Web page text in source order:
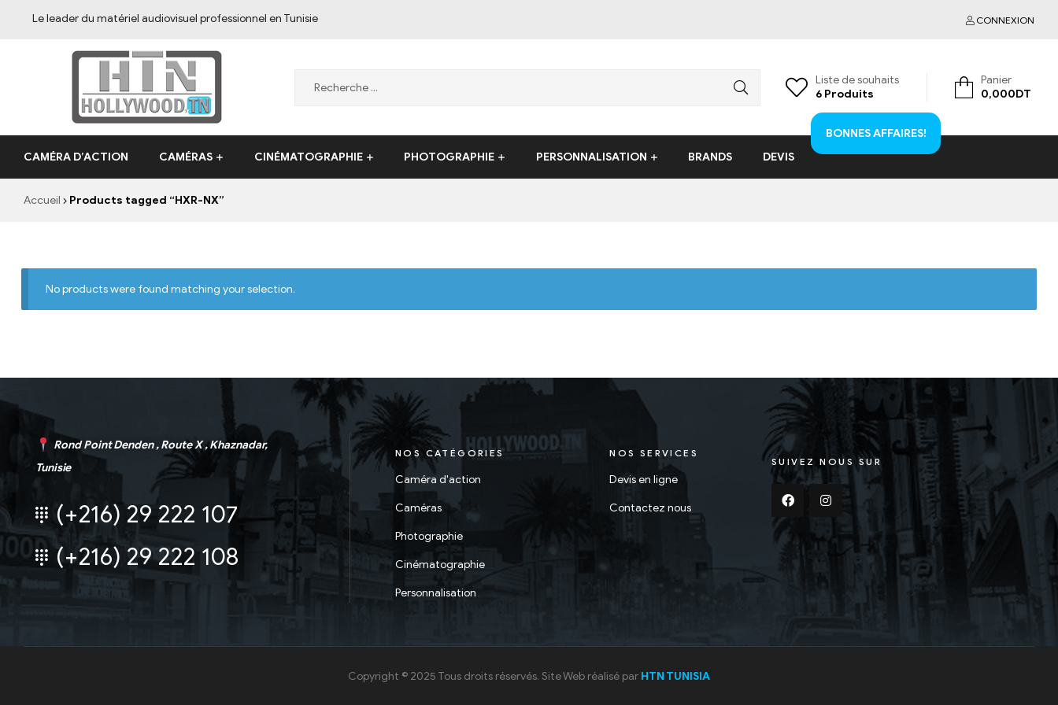
Le leader du matériel audiovisuel professionnel en Tunisie CONNEXION
Liste de souhaits
6 Produits
Panier
0,000DT
CAMÉRA D’ACTION CAMÉRAS CINÉMATOGRAPHIE PHOTOGRAPHIE PERSONNALISATION BRANDS DEVIS
Accueil Products tagged “HXR-NX”
No products were found matching your selection.
Rond Point Denden , Route X , Khaznadar,
Tunisie
(+216) 29 222 107
(+216) 29 222 108
NOS CATÉGORIES
Caméra d'action
Caméras
Photographie
Cinématographie
Personnalisation
NOS SERVICES
Devis en ligne
Contactez nous
SUIVEZ NOUS SUR
Copyright © 2025 Tous droits réservés. Site Web réalisé par HTN TUNISIA